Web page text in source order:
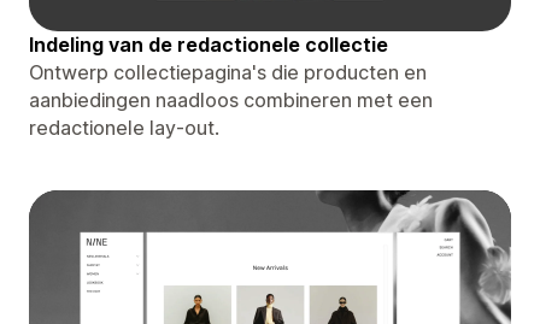
Indeling van de redactionele collectie
Ontwerp collectiepagina's die producten en
aanbiedingen naadloos combineren met een
redactionele lay-out.